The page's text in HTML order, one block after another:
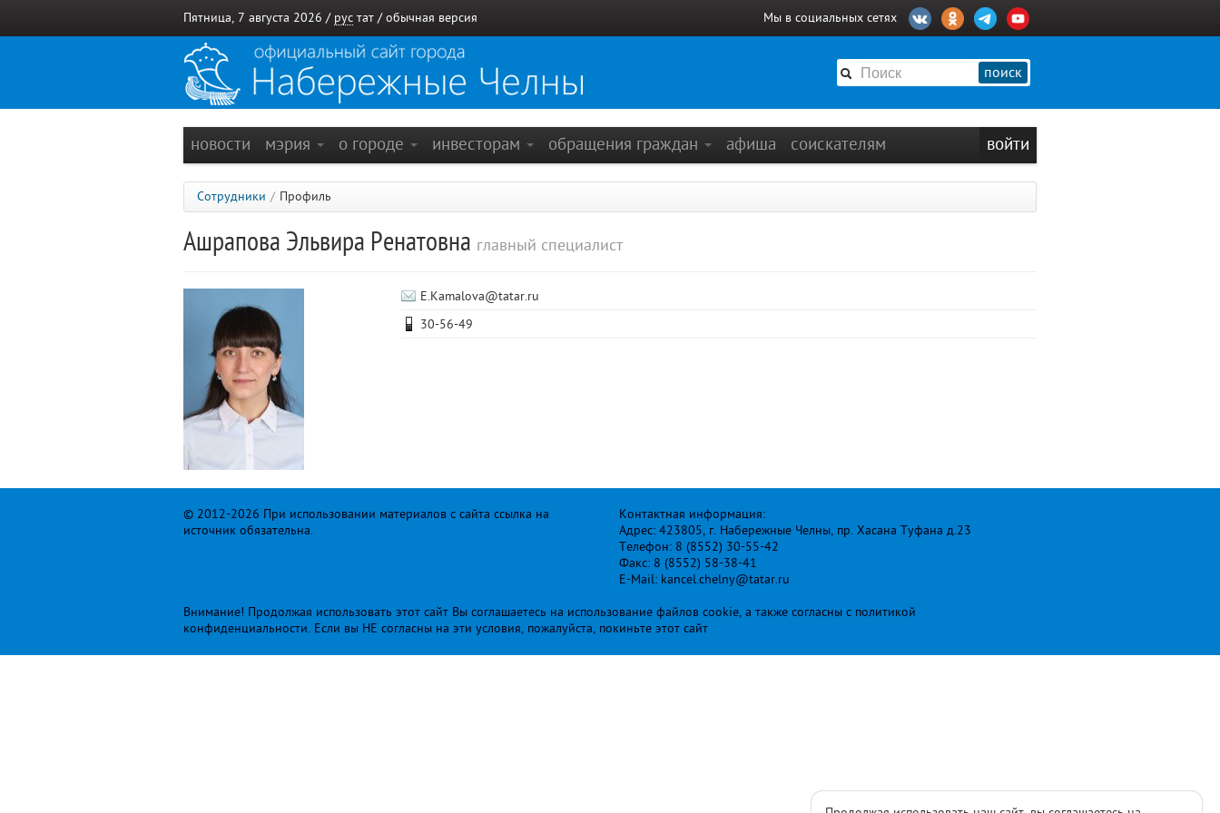
Пятница, 7 августа 2026 / рус тат / обычная версия Мы в социальных сетях
поиск
новости мэрия о городе инвесторам обращения граждан афиша соискателям войти
Сотрудники / Профиль
Ашрапова Эльвира Ренатовна главный специалист
E.Kamalova@tatar.ru
30-56-49
© 2012-2026 При использовании материалов с сайта ссылка на
источник обязательна.
Контактная информация:
Адрес: 423805, г. Набережные Челны, пр. Хасана Туфана д.23
Телефон: 8 (8552) 30-55-42
Факс: 8 (8552) 58-38-41
E-Mail: kancel.chelny@tatar.ru
Внимание! Продолжая использовать этот сайт Вы соглашаетесь на использование файлов cookie, а также согласны с политикой
конфиденциальности. Если вы НЕ согласны на эти условия, пожалуйста, покиньте этот сайт